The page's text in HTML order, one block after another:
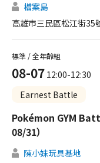
檔案島
高雄市三民區松江街35
08-07 12:00-12:30
Earnest Battle
標準 / 全年齡組
Pokémon GYM
08/31）
陳小妹玩具基地